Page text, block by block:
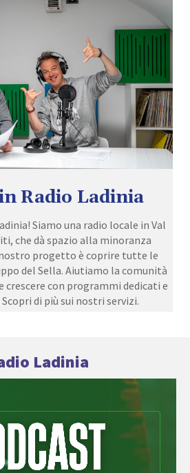
Radio Ladinia
Siamo una radio locale in Val
che dà spazio alla minoranza
progetto è coprire tutte le
del Sella. Aiutiamo la comunità
crescere con programmi dedicati e
di più sui nostri servizi.
Ladinia